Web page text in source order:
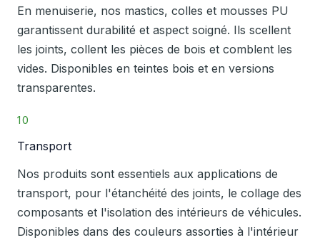
En menuiserie, nos mastics, colles et mousses PU
garantissent durabilité et aspect soigné. Ils scellent
les joints, collent les pièces de bois et comblent les
vides. Disponibles en teintes bois et en versions
transparentes.
10
Transport
Nos produits sont essentiels aux applications de
transport, pour l'étanchéité des joints, le collage des
composants et l'isolation des intérieurs de véhicules.
Disponibles dans des couleurs assorties à l'intérieur